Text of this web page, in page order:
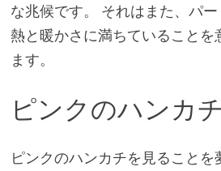
な兆候です。 それはまた、パ
熱と暖かさに満ちていることを
ます。
ピンクのハンカ
ピンクのハンカチを見ること